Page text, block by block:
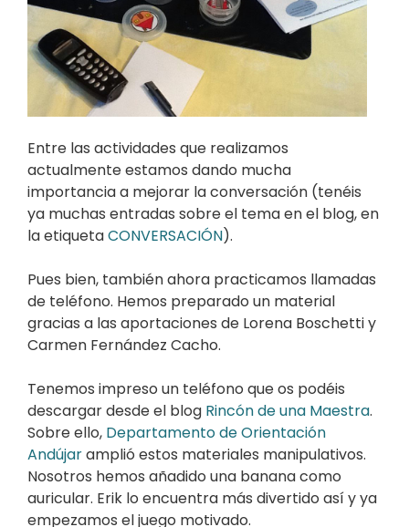
Entre las actividades que realizamos
actualmente estamos dando mucha
importancia a mejorar la conversación (tenéis
ya muchas entradas sobre el tema en el blog, en
la etiquetaCONVERSACIÓN).
Pues bien, también ahora practicamos llamadas
de teléfono. Hemos preparado un material
gracias a las aportaciones de Lorena Boschetti y
Carmen Fernández Cacho.
Tenemos impreso un teléfono que os podéis
descargar desde el blog Rincón de una Maestra.
Sobre ello, Departamento de Orientación
Andújaramplió estos materiales manipulativos.
Nosotros hemos añadido una banana como
auricular. Erik lo encuentra más divertido así y ya
empezamos el juego motivado.